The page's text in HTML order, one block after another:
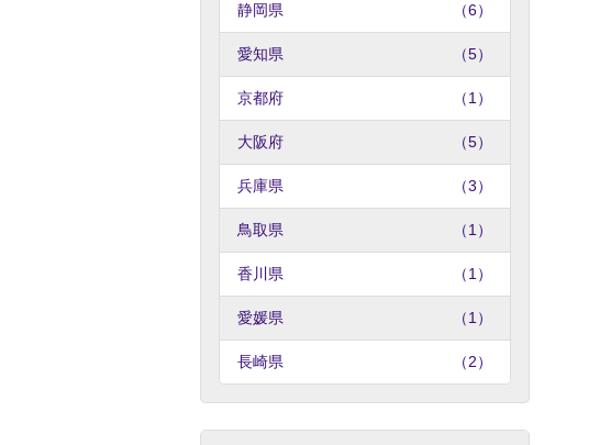
静岡県 （6）
愛知県 （5）
京都府 （1）
大阪府 （5）
兵庫県 （3）
鳥取県 （1）
香川県 （1）
愛媛県 （1）
長崎県 （2）